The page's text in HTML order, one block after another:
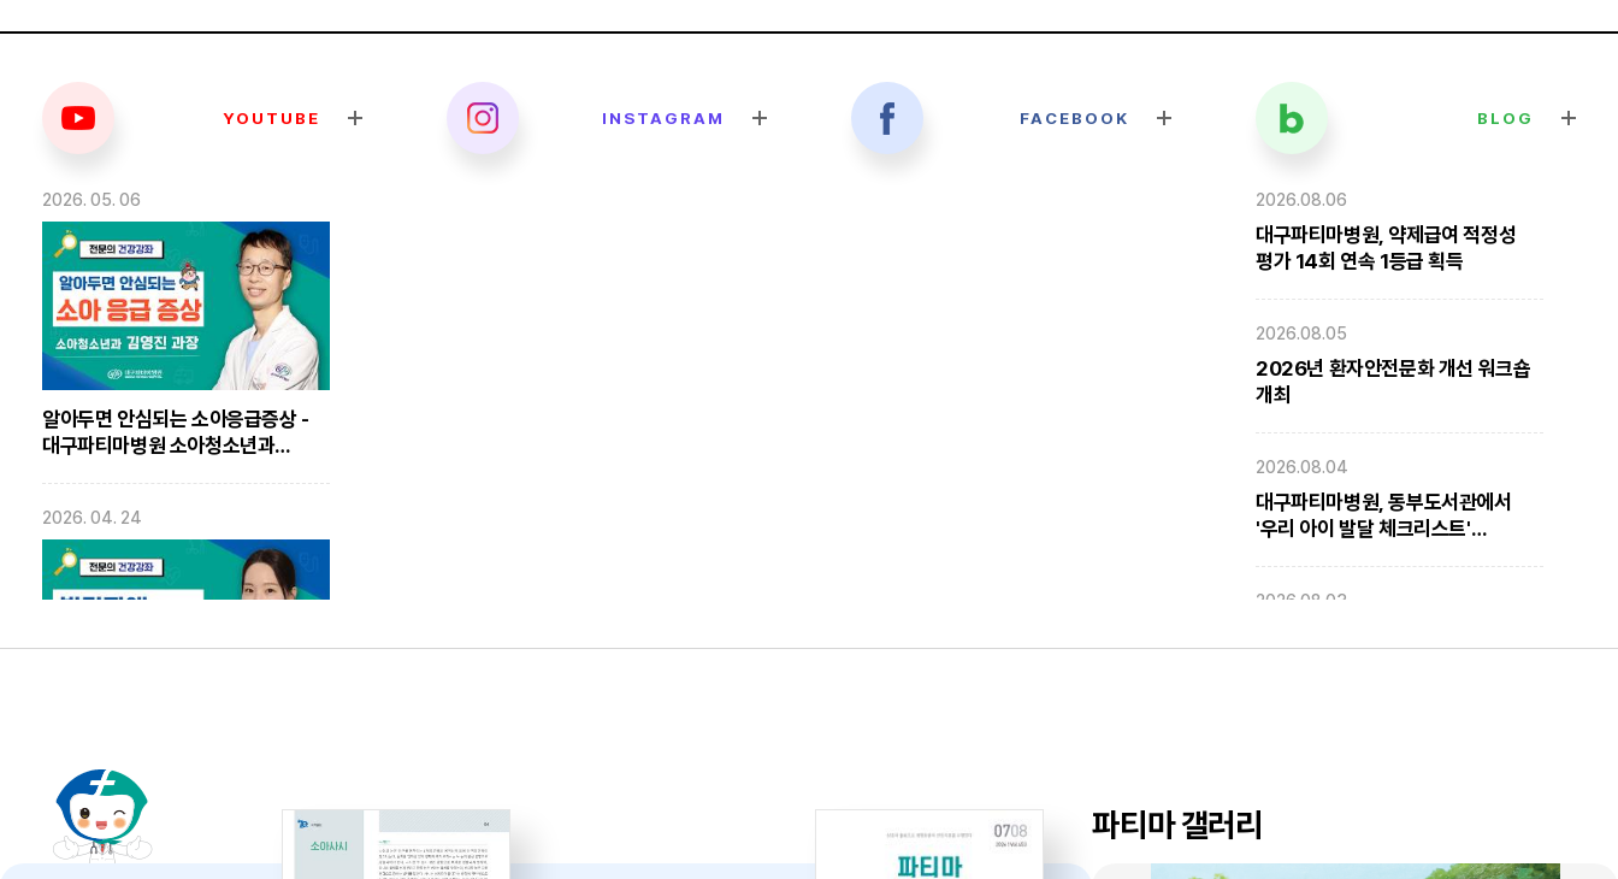
YOUTUBE
2026. 05. 06
알아두면 안심되는 소아응급증상 -
대구파티마병원 소아청소년과
2026. 04. 24
대구파티마병원 재활의학과 이민영
과장
2026. 04. 02
INSTAGRAM FACEBOOK BLOG
2026.08.06
대구파티마병원, 약제급여 적정성
평가 14회 연속 1등급 획득
2026.08.05
2026년 환자안전문화 개선 워크숍
개최
2026.08.04
대구파티마병원, 동부도서관에서
'우리 아이 발달 체크리스트'
2026.08.03
2026.07.30
파티마 갤러리